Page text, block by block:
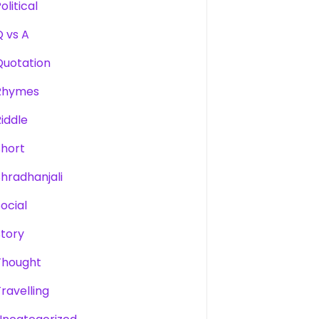
vs A